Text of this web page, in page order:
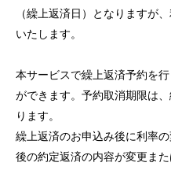
（繰上返済日）となりますが
いたします。
本サービスで繰上返済予約を
ができます。予約取消期限は
ります。
繰上返済のお申込み後に利率
後の約定返済の内容が変更ま